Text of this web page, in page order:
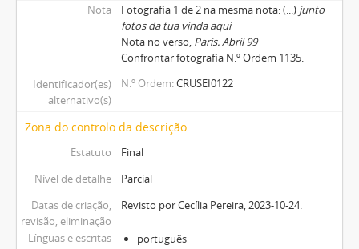
Nota Fotografia 1 de 2 na mesma nota: (...) junto
fotos da tua vinda aqui
Nota no verso, Paris. Abril 99
Confrontar fotografia N.º Ordem 1135.
Identificador(es)
alternativo(s)
N.º Ordem CRUSEI0122
Zona do controlo da descrição
Estatuto
Final
Nível de detalhe
Parcial
Datas de criação,
revisão, eliminação
Revisto por Cecília Pereira, 2023-10-24.
Línguas e escritas
português